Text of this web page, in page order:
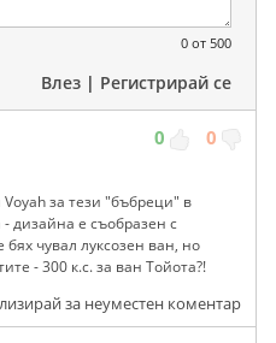
0 от 500
Влез | Регистрирай се
0 0
за тези "бъбреци" в
дизайна е съобразен с
чувал луксозен ван, но
- 300 к.с. за ван Тойота?!
за неуместен коментар